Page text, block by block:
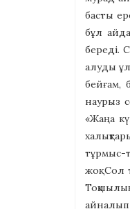
басты
бұл
береді.
алуды
бейғам,
наурыз
«Жаңа
тұрмыс-
жоқ. Сол
айналып